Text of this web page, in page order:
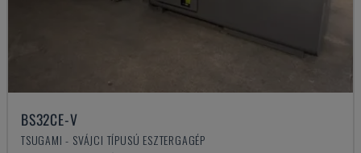
BS32CE-V
TSUGAMI - SVÁJCI TÍPUSÚ ESZTERGAGÉP